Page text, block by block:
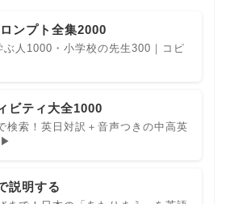
ンプト全集2000
人1000・小学校の先生300｜コピ
ビティ大全1000
検索！英日対訳＋音声つきの中高英
▶
説明する